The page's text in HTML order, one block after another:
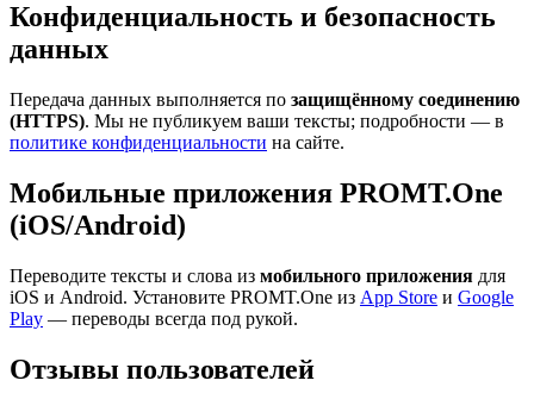
Конфиденциальность и безопасность
данных
Передача данных выполняется по защищённому соединению
(HTTPS). Мы не публикуем ваши тексты; подробности — в
политике конфиденциальности на сайте.
Мобильные приложения PROMT.One
(iOS/Android)
Переводите тексты и слова из мобильного приложения для
iOS и Android. Установите PROMT.One из App Store и Google
Play — переводы всегда под рукой.
Отзывы пользователей